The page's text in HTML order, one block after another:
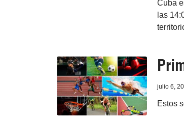
Cuba
las
julio 6,
Estos